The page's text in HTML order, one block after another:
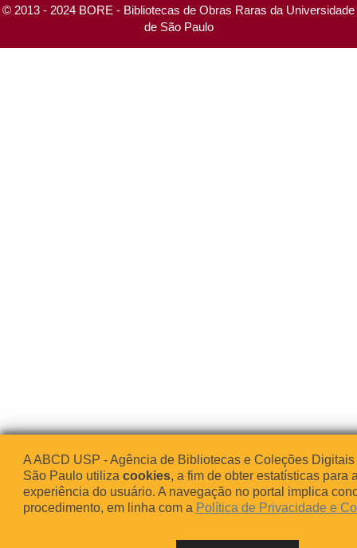
© 2013 - 2024 BORE - Bibliotecas de Obras Raras da Universidade
de São Paulo
A ABCD USP - Agência de Bibliotecas e Coleções
São Paulo utiliza cookies, a fim de obter estatísticas para
experiência do usuário. A navegação no portal implica
procedimento, em linha com a Política de Privacidade e